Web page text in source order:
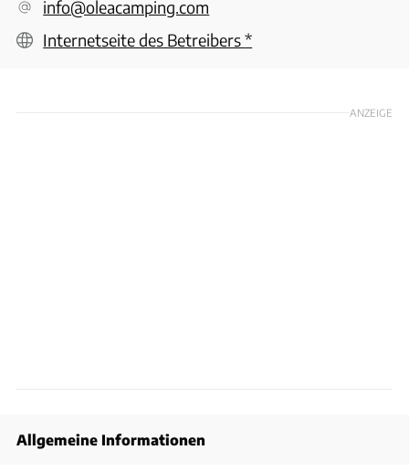
info@oleacamping.com
Internetseite des Betreibers*
ANZEIGE
Allgemeine Informationen